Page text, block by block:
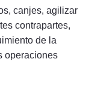
canjes, agilizar
contrapartes,
de la
operaciones